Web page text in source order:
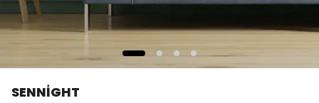
SENNİGHT